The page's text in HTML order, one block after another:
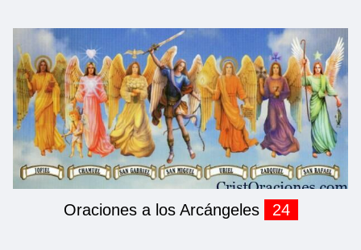
Oraciones a los Arcángeles 24